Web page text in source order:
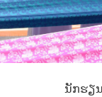
ນັກຮຽ